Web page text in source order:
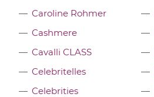
Caroline Rohmer
Cashmere
Cavalli CLASS
Celebritelles
Celebrities